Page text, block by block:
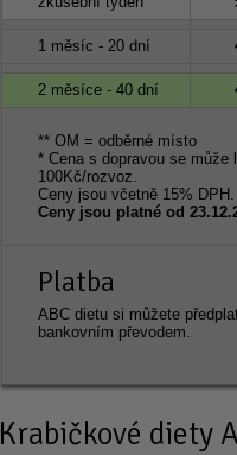
1 měsíc - 20 dní
2 měsíce - 40 dní
** OM = odběrné místo
* Cena s dopravou se může
100Kč/rozvoz.
Ceny jsou včetně 15%
Ceny jsou platné od
Platba
ABC dietu si můžete
bankovním převodem.
Krabičkové diety